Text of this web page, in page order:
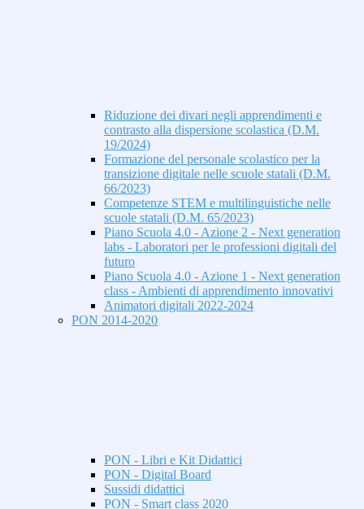
Riduzione dei divari negli apprendimenti e
contrasto alla dispersione scolastica (D.M.
19/2024)
Formazione del personale scolastico per la
transizione digitale nelle scuole statali (D.M.
66/2023)
Competenze STEM e multilinguistiche nelle
scuole statali (D.M. 65/2023)
Piano Scuola 4.0 - Azione 2 - Next generation
labs - Laboratori per le professioni digitali del
futuro
Piano Scuola 4.0 - Azione 1 - Next generation
class - Ambienti di apprendimento innovativi
Animatori digitali 2022-2024
PON 2014-2020
PON - Libri e Kit Didattici
PON - Digital Board
Sussidi didattici
PON - Smart class 2020